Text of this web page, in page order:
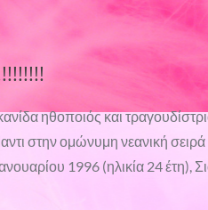
ηθοποιός και
στην ομώνυμη νεανική
1996 (ηλικία 24 έτη),